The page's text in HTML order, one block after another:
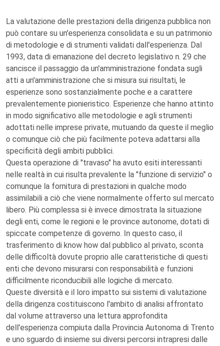
La valutazione delle prestazioni della dirigenza pubblica non
può contare su un'esperienza consolidata e su un patrimonio
di metodologie e di strumenti validati dall'esperienza. Dal
1993, data di emanazione del decreto legislativo n. 29 che
sancisce il passaggio da un'amministrazione fondata sugli
atti a un'amministrazione che si misura sui risultati, le
esperienze sono sostanzialmente poche e a carattere
prevalentemente pionieristico. Esperienze che hanno attinto
in modo significativo alle metodologie e agli strumenti
adottati nelle imprese private, mutuando da queste il meglio
o comunque ciò che più facilmente poteva adattarsi alla
specificità degli ambiti pubblici.
Questa operazione di "travaso" ha avuto esiti interessanti
nelle realtà in cui risulta prevalente la "funzione di servizio" o
comunque la fornitura di prestazioni in qualche modo
assimilabili a ciò che viene normalmente offerto sul mercato
libero. Più complessa si è invece dimostrata la situazione
degli enti, come le regioni e le province autonome, dotati di
spiccate competenze di governo. In questo caso, il
trasferimento di know how dal pubblico al privato, sconta
delle difficoltà dovute proprio alle caratteristiche di questi
enti che devono misurarsi con responsabilità e funzioni
difficilmente riconducibili alle logiche di mercato.
Queste diversità e il loro impatto sui sistemi di valutazione
della dirigenza costituiscono l'ambito di analisi affrontato
dal volume attraverso una lettura approfondita
dell'esperienza compiuta dalla Provincia Autonoma di Trento
e uno sguardo di insieme sui diversi percorsi intrapresi dalle